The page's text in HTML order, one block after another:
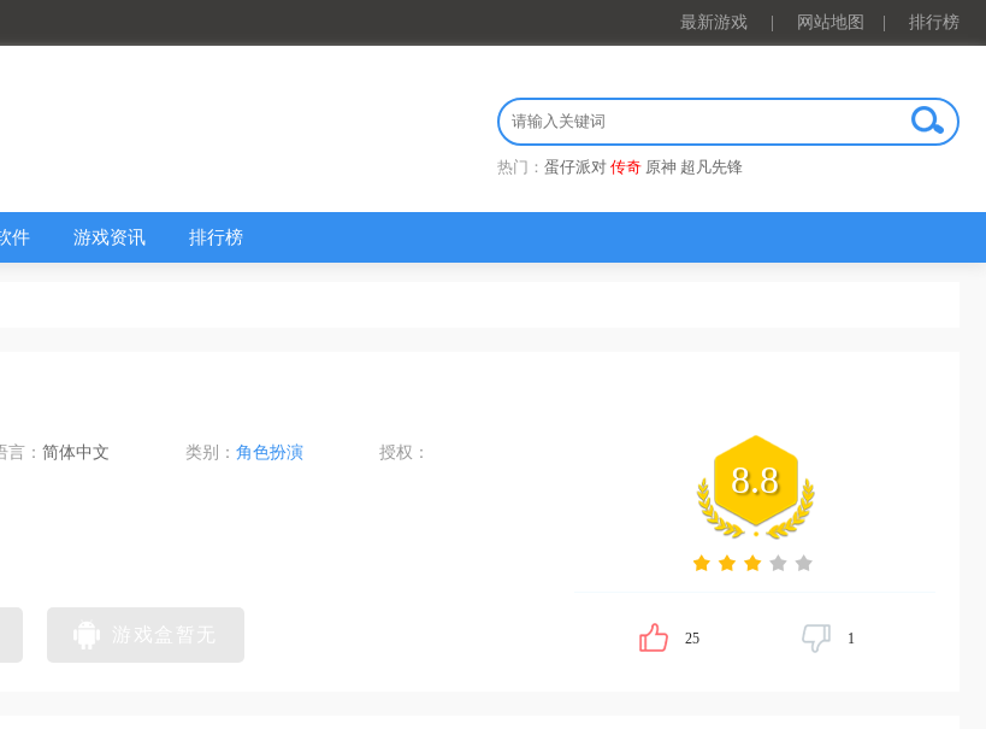
最新游戏 网站地图 排行榜
热门： 蛋仔派对 传奇 原神 超凡先锋
件 游戏资讯 排行榜
言： 简体中文 类别： 角色扮演 授权：
8.8
25 1